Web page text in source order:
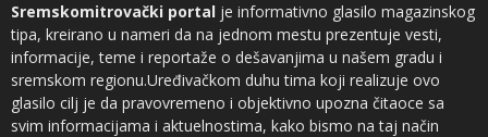
Sremskomitrovački portal je informativno glasilo magazinskog
tipa, kreirano u nameri da na jednom mestu prezentuje vesti,
informacije, teme i reportaže o dešavanjima u našem gradu i
sremskom regionu.Uređivačkom duhu tima koji realizuje ovo
glasilo cilj je da pravovremeno i objektivno upozna čitaoce sa
svim informacijama i aktuelnostima, kako bismo na taj način